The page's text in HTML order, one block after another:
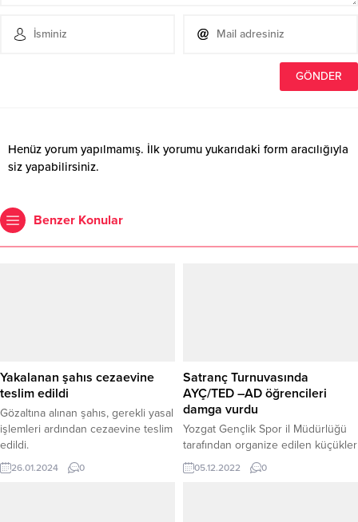
Henüz yorum yapılmamış. İlk yorumu yukarıdaki form aracılığıyla
siz yapabilirsiniz.
Benzer Konular
Yakalanan şahıs cezaevine
teslim edildi
Gözaltına alınan şahıs, gerekli yasal
işlemleri ardından cezaevine teslim
edildi.
26.01.2024 0
Satranç Turnuvasında
AYÇ/TED –AD öğrencileri
damga vurdu
Yozgat Gençlik Spor il Müdürlüğü
tarafından organize edilen küçükler
İl Birinciliği Satranç Turnuvasında
AYÇ/TED –AD öğrencileri yine elde
05.12.2022 0